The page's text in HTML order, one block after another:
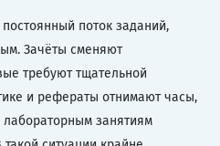
поток заданий,
Зачёты сменяют
требуют тщательной
и рефераты отнимают часы,
занятиям